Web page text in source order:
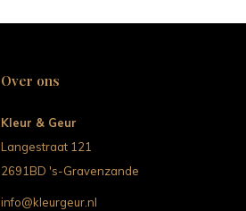
Over ons
Kleur & Geur
Langestraat 121
2691BD 's-Gravenzande
info@kleurgeur.nl